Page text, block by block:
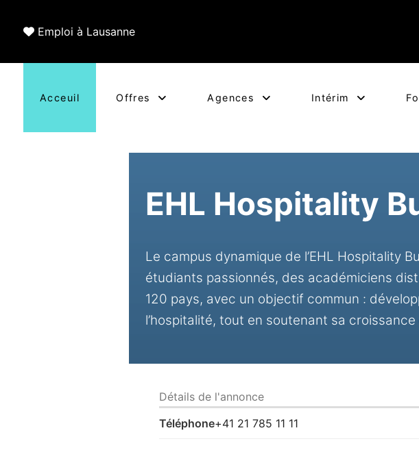
Emploi à Lausanne
Acceuil Offres Agences Intérim
EHL Hospitality
Le campus dynamique de l’EHL Hospitality
étudiants passionnés, des académiciens
120 pays, avec un objectif commun :
l’hospitalité, tout en soutenant sa
Détails de l'annonce
Téléphone+41 21 785 11 11